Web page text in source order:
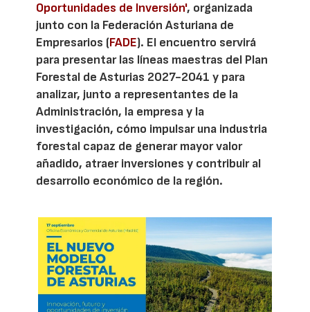
Oportunidades de Inversión', organizada
junto con la Federación Asturiana de
Empresarios (FADE). El encuentro servirá
para presentar las líneas maestras del Plan
Forestal de Asturias 2027-2041 y para
analizar, junto a representantes de la
Administración, la empresa y la
investigación, cómo impulsar una industria
forestal capaz de generar mayor valor
añadido, atraer inversiones y contribuir al
desarrollo económico de la región.